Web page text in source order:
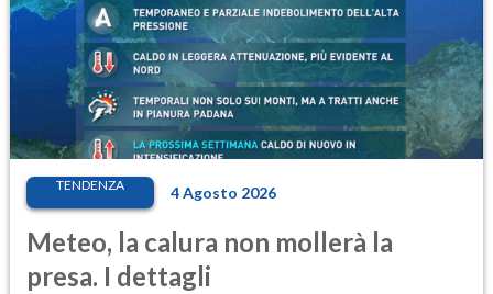
TENDENZA 4 Agosto 2026
Meteo, la calura non mollerà la
presa. I dettagli